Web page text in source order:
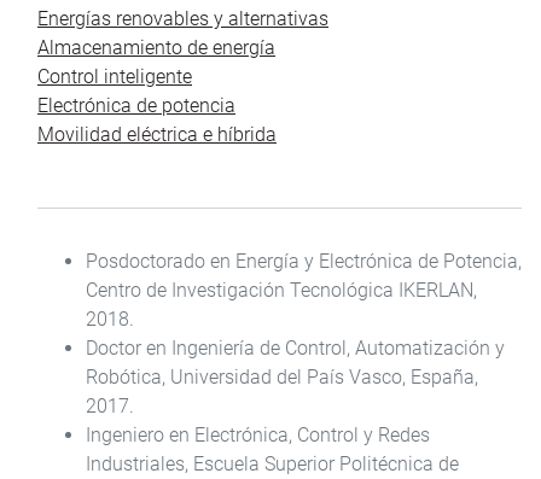
Energías renovables y alternativas
Almacenamiento de energía
Control inteligente
Electrónica de potencia
Movilidad eléctrica e híbrida
Posdoctorado en Energía y Electrónica de Potencia,
Centro de Investigación Tecnológica IKERLAN,
2018.
Doctor en Ingeniería de Control, Automatización y
Robótica, Universidad del País Vasco, España,
2017.
Ingeniero en Electrónica, Control y Redes
Industriales, Escuela Superior Politécnica de